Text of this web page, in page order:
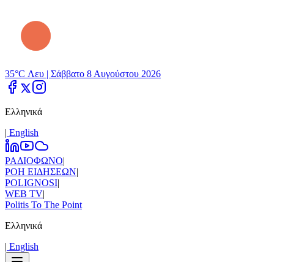
35°C Λευ | Σάββατο 8 Αυγούστου 2026
Ελληνικά
| Εnglish
ΡΑΔΙΟΦΩΝΟ|
ΡΟΗ ΕΙΔΗΣΕΩΝ|
POLIGNOSI|
WEB TV|
Politis To The Point
Ελληνικά
| Εnglish